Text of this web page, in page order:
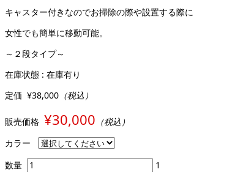
キャスター付きなのでお掃除の際や設置する際に
女性でも簡単に移動可能。
～２段タイプ～
在庫状態 : 在庫有り
定価 ¥38,000 （税込）
販売価格 ¥30,000 （税込）
カラー
数量
1